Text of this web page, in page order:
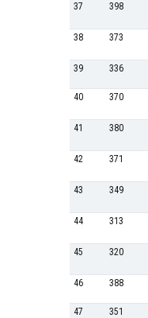
37 398
38 373
39 336
40 370
41 380
42 371
43 349
44 313
45 320
46 388
47 351